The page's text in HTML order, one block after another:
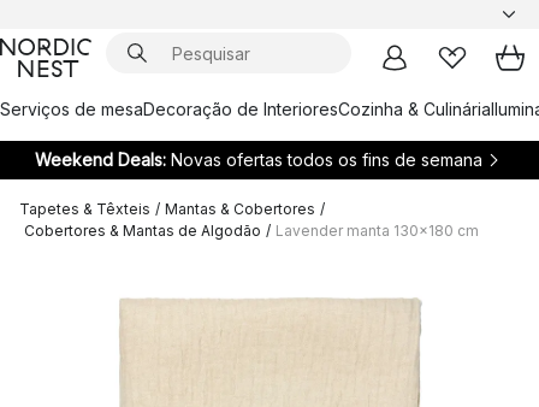
Serviços de mesaDecoração de InterioresCozinha & Culinária
Weekend Deals: Novas ofertas todos os fins de semana
Tapetes & Têxteis / Mantas & Cobertores /
Cobertores & Mantas de Algodão / Lavender manta 130x180 cm